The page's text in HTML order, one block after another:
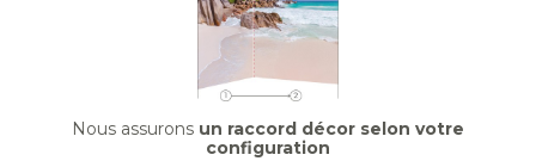
Nous assurons un raccord décor selon votre
configuration